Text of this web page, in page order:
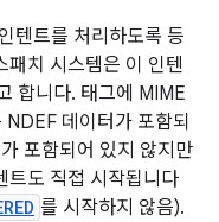
인텐트를 처리하도록 등
패치 시스템은 이 인텐
합니다. 태그에 MIME
데이터가 포함되
포함되어 있지 않지만
트도 직접 시작됩니다
를 시작하지 않음).